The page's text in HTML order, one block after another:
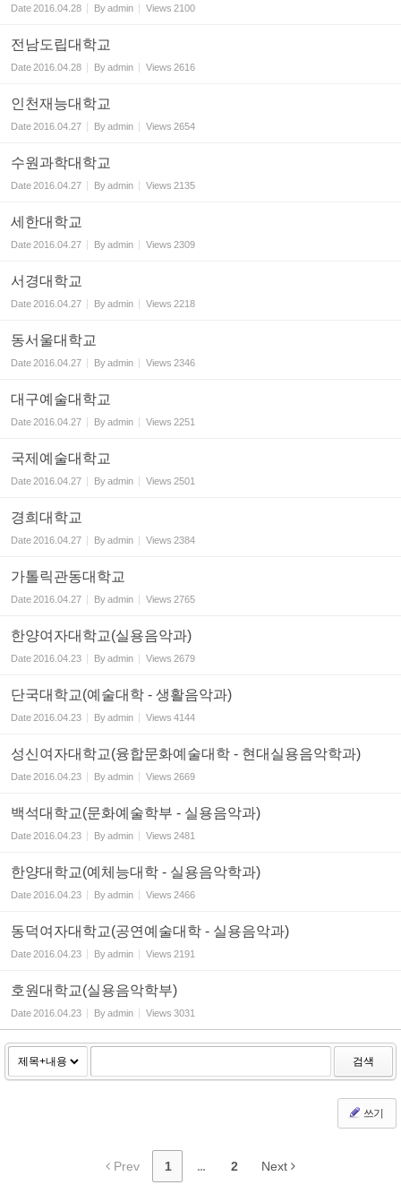
Date2016.04.28 Byadmin Views 2100
전남도립대학교
Date2016.04.28 Byadmin Views 2616
인천재능대학교
Date2016.04.27 Byadmin Views 2654
수원과학대학교
Date2016.04.27 Byadmin Views 2135
세한대학교
Date2016.04.27 Byadmin Views 2309
서경대학교
Date2016.04.27 Byadmin Views 2218
동서울대학교
Date2016.04.27 Byadmin Views 2346
대구예술대학교
Date2016.04.27 Byadmin Views 2251
국제예술대학교
Date2016.04.27 Byadmin Views 2501
경희대학교
Date2016.04.27 Byadmin Views 2384
가톨릭관동대학교
Date2016.04.27 Byadmin Views 2765
한양여자대학교(실용음악과)
Date2016.04.23 Byadmin Views 2679
단국대학교(예술대학 - 생활음악과)
Date2016.04.23 Byadmin Views 4144
성신여자대학교(융합문화예술대학 - 현대실용음악학과)
Date2016.04.23 Byadmin Views 2669
백석대학교(문화예술학부 - 실용음악과)
Date2016.04.23 Byadmin Views 2481
한양대학교(예체능대학 - 실용음악학과)
Date2016.04.23 Byadmin Views 2466
동덕여자대학교(공연예술대학 - 실용음악과)
Date2016.04.23 Byadmin Views 2191
호원대학교(실용음악학부)
Date2016.04.23 Byadmin Views 3031
검색
쓰기
Prev 1 ... 2 Next